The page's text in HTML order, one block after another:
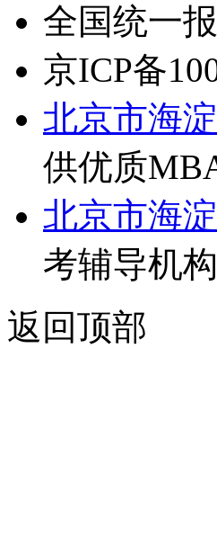
全国统一
京ICP备
北京市海
供优质
北京市海
考辅导机构
返回顶部